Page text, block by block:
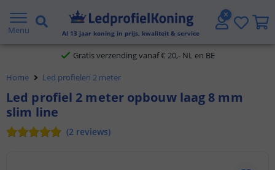
Menu Al 13 jaar koning in prijs, kwaliteit & service
Gratis verzending vanaf € 20,- NL en BE
Voor 23:45 uur besteld,morgen in huis
Home Led profielen 2 meter
Led profiel 2 meter opbouw laag 8 mm
slim line
(2 reviews)